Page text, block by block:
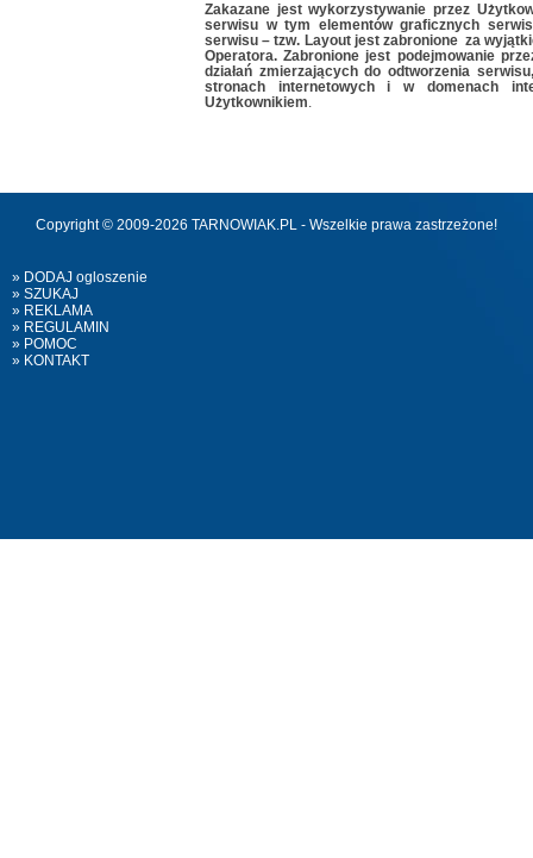
Zakazane jest wykorzystywanie przez
serwisu w tym elementów graficznych
serwisu – tzw. Layout jest zabronione za
Operatora. Zabronione jest podejmowanie
działań zmierzających do odtworzenia
stronach internetowych i w domenach
Użytkownikiem.
Copyright © 2009-2026 TARNOWIAK.PL - Wszelkie prawa zastrzeżone!
» DODAJ ogloszenie
» SZUKAJ
» REKLAMA
» REGULAMIN
» POMOC
» KONTAKT